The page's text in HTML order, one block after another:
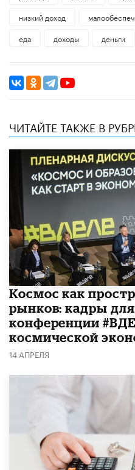
низкий доход
еда
доходы деньги
ЧИТАЙТЕ ТАКЖЕ В
Космос как
рынков: кадры
конференции
космической
14 АПРЕЛЯ